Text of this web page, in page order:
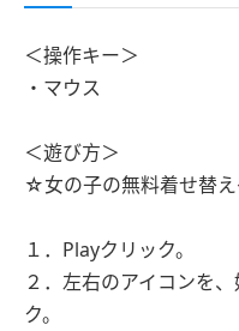
＜操作キー＞
・マウス
＜遊び方＞
☆女の子の無料着せ替
１．Playクリック。
２．左右のアイコンを
ク。